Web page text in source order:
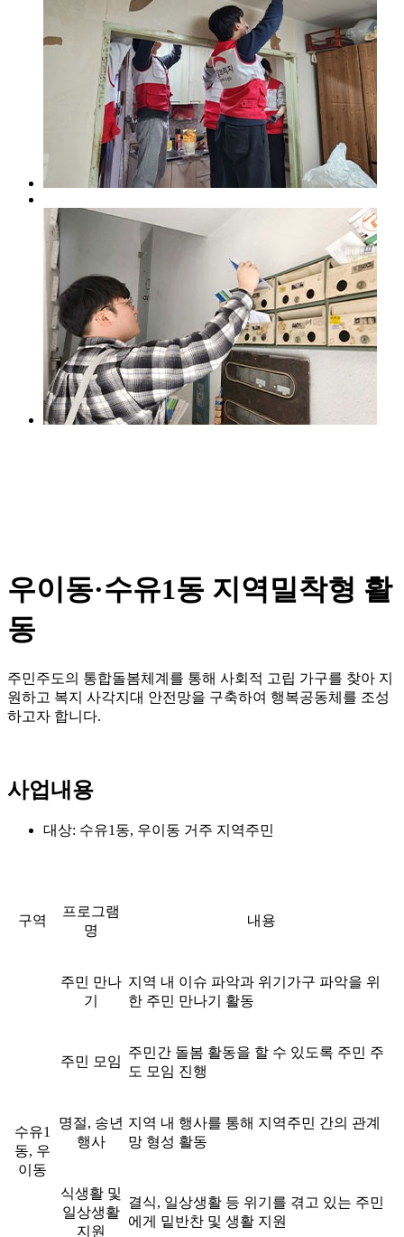
우이동·수유1동 지역밀착형 활
동
주민주도의 통합돌봄체계를 통해 사회적 고립 가구를 찾아 지
원하고 복지 사각지대 안전망을 구축하여 행복공동체를 조성
하고자 합니다.
사업내용
대상: 수유1동, 우이동 거주 지역주민
구역
프로그램
명
내용
수유1
동, 우
이동
주민 만나
기
지역 내 이슈 파악과 위기가구 파악을 위
한 주민 만나기 활동
주민 모임
주민간 돌봄 활동을 할 수 있도록 주민 주
도 모임 진행
명절, 송년
행사
지역 내 행사를 통해 지역주민 간의 관계
망 형성 활동
식생활 및
일상생활
지원
결식, 일상생활 등 위기를 겪고 있는 주민
에게 밑반찬 및 생활 지원